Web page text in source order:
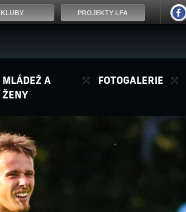
MLÁDEŽ A
ŽENY
FOTOGALERIE
KLUBY PROJEKTY LFA